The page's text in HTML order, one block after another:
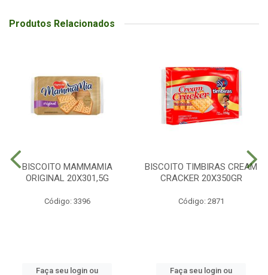
Produtos Relacionados
BISCOITO MAMMAMIA
ORIGINAL 20X301,5G
Código: 3396
Faça seu login ou
BISCOITO TIMBIRAS CREAM
CRACKER 20X350GR
Código: 2871
Faça seu login ou